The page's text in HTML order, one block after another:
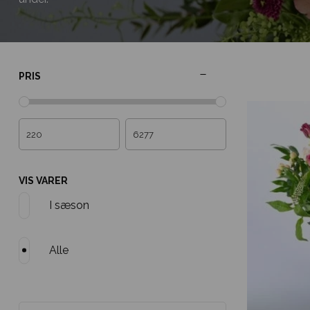
PRIS
VIS VARER
Alle
I sæson